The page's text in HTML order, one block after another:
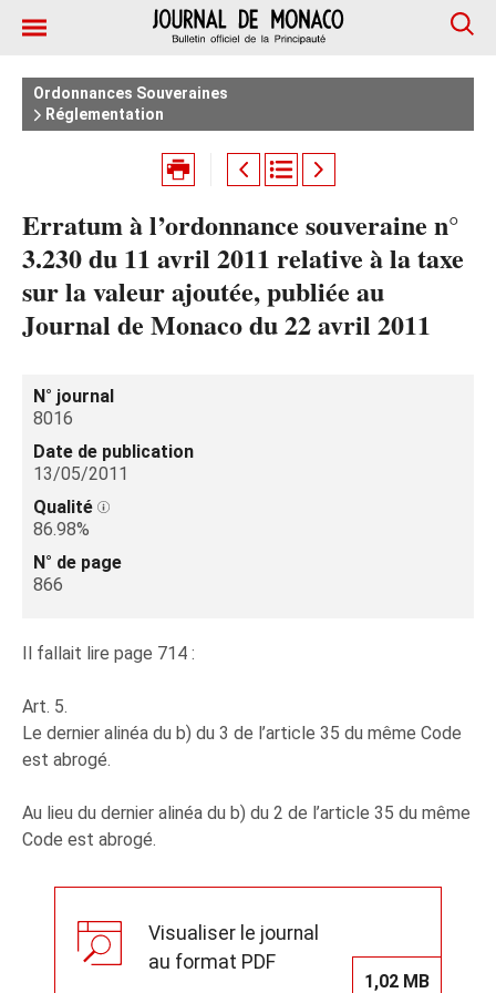
Ordonnances Souveraines
Réglementation
Erratum à l’ordonnance souveraine n°
3.230 du 11 avril 2011 relative à la taxe
sur la valeur ajoutée, publiée au
Journal de Monaco du 22 avril 2011
N° journal
8016
Date de publication
13/05/2011
Qualité
86.98%
N° de page
866
Il fallait lire page 714 :
Art. 5.
Le dernier alinéa du b) du 3 de l’article 35 du même Code
est abrogé.
Au lieu du dernier alinéa du b) du 2 de l’article 35 du même
Code est abrogé.
Visualiser le journal
au format PDF
1,02 MB